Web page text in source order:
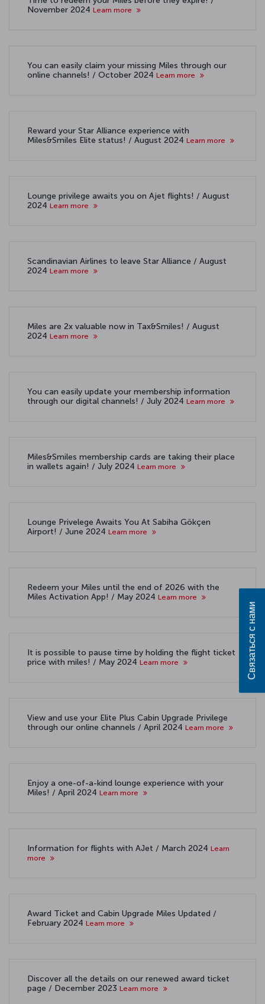
November 2024 Learn more
You can easily claim your missing Miles through our
online channels! / October 2024 Learn more
Reward your Star Alliance experience with
Miles&Smiles Elite status! / August 2024 Learn more
Lounge privilege awaits you on Ajet flights! / August
2024 Learn more
Scandinavian Airlines to leave Star Alliance / August
2024 Learn more
Miles are 2x valuable now in Tax&Smiles! / August
2024 Learn more
You can easily update your membership information
through our digital channels! / July 2024 Learn more
Miles&Smiles membership cards are taking their place
in wallets again! / July 2024 Learn more
Lounge Privelege Awaits You At Sabiha Gökçen
Airport! / June 2024 Learn more
Redeem your Miles until the end of 2026 with the
Miles Activation App! / May 2024 Learn more
It is possible to pause time by holding the flight ticket
price with miles! / May 2024 Learn more
View and use your Elite Plus Cabin Upgrade Privilege
through our online channels / April 2024 Learn more
Enjoy a one-of-a-kind lounge experience with your
Miles! / April 2024 Learn more
Information for flights with AJet / March 2024 Learn
more
Award Ticket and Cabin Upgrade Miles Updated /
February 2024 Learn more
Discover all the details on our renewed award ticket
page / December 2023 Learn more
Связаться с нами